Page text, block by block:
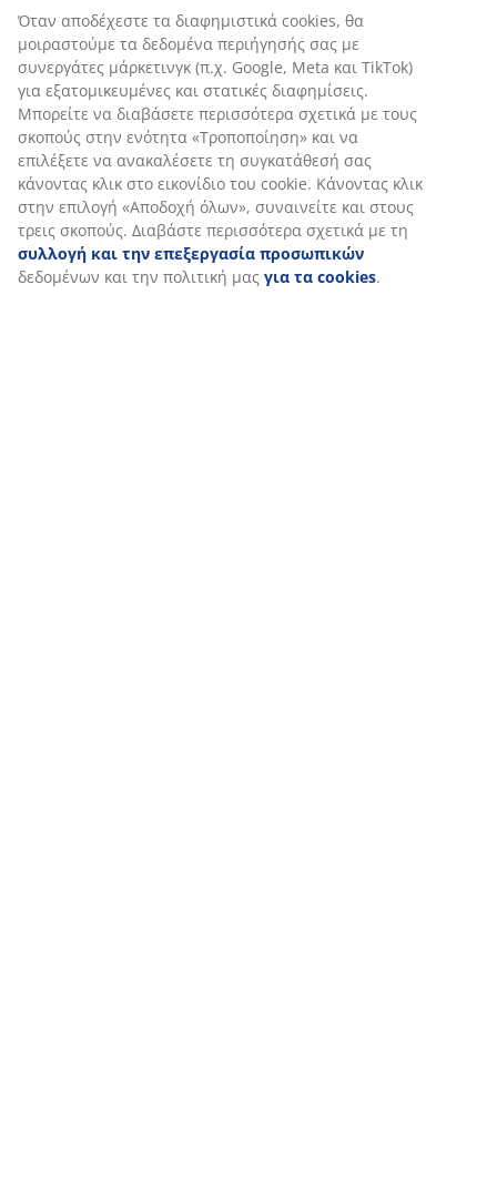
Όταν αποδέχεστε τα διαφημιστικά cookies, θα
μοιραστούμε τα δεδομένα περιήγησής σας με
συνεργάτες μάρκετινγκ (π.χ. Google, Meta και TikTok)
για εξατομικευμένες και στατικές διαφημίσεις.
Μπορείτε να διαβάσετε περισσότερα σχετικά με τους
σκοπούς στην ενότητα «Τροποποίηση» και να
επιλέξετε να ανακαλέσετε τη συγκατάθεσή σας
κάνοντας κλικ στο εικονίδιο του cookie. Κάνοντας κλικ
στην επιλογή «Αποδοχή όλων», συναινείτε και στους
τρεις σκοπούς. Διαβάστε περισσότερα σχετικά με τη
συλλογή και την επεξεργασία προσωπικών
δεδομένων και την πολιτική μας για τα cookies.